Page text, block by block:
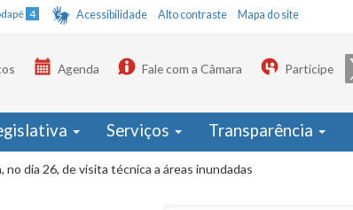
4 Acessibilidade Alto contraste Mapa do site
Agenda Fale com a Câmara Participe
Serviços Transparência
no dia 26, de visita técnica a áreas inundadas